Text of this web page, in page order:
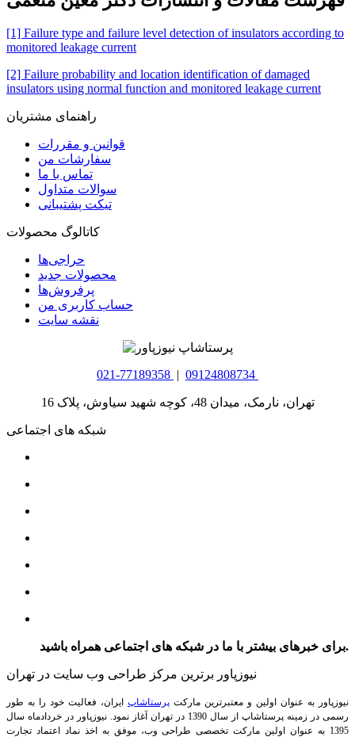
[1] Failure type and failure level detection of insulators according to
monitored leakage current
[2] Failure probability and location identification of damaged
insulators using normal function and monitored leakage current
راهنمای مشتریان
قوانین و مقررات
سفارشات من
تماس با ما
سوالات متداول
تیکت پشتیبانی
کاتالوگ محصولات
حراجی‌ها
محصولات جدید
پرفروش‌ها
حساب کاربری من
نقشه سایت
021-77189358 | 09124808734
تهران، نارمک، میدان 48، کوچه شهید سیاوش، پلاک 16
شبکه های اجتماعی
برای خبرهای بیشتر با ما در شبکه های اجتماعی همراه باشید.
نیوزپاور برترین مرکز طراحی وب سایت در تهران
نیوزپاور به عنوان اولین و معتبرترین مارکت پرستاشاپ ایران، فعالیت خود را به طور
رسمی در زمینه پرستاشاپ از سال 1390 در تهران آغاز نمود. نیوزپاور در خردادماه سال
1395 به عنوان اولین مارکت تخصصی طراحی وب، موفق به اخذ نماد اعتماد تجارت